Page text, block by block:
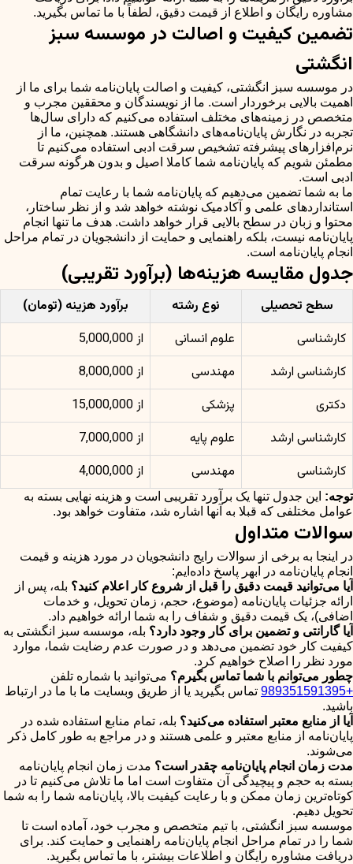
مشاوره رایگان و اطلاع از قیمت دقیق، لطفاً با ما تماس بگیرید.
تضمین کیفیت و اصالت در موسسه سبز
انگشتی
در موسسه سبز انگشتی، کیفیت و اصالت پایان‌نامه شما برای ما از
اهمیت بالایی برخوردار است. ما از نویسندگان و محققین مجرب و
متخصص در زمینه‌های مختلف استفاده می‌کنیم که دارای سال‌ها
تجربه در نگارش پایان‌نامه‌های دانشگاهی هستند. همچنین، ما از
نرم‌افزارهای پیشرفته تشخیص سرقت ادبی استفاده می‌کنیم تا
مطمئن شویم که پایان‌نامه شما کاملا اصیل و بدون هرگونه سرقت
ادبی است.
ما به شما تضمین می‌دهیم که پایان‌نامه شما با رعایت تمام
استانداردهای علمی و آکادمیک نوشته خواهد شد و از نظر ساختار،
محتوا و زبان در سطح بالایی قرار خواهد داشت. هدف ما تنها انجام
پایان‌نامه نیست، بلکه راهنمایی و حمایت از دانشجویان در تمام مراحل
انجام پایان‌نامه است.
جدول مقایسه هزینه‌ها (برآورد تقریبی)
سطح تحصیلی نوع رشته
برآورد هزینه (تومان)
کارشناسی
علوم انسانی
از 5,000,000
کارشناسی ارشد
مهندسی
از 8,000,000
دکتری
پزشکی
از 15,000,000
کارشناسی ارشد
علوم پایه
از 7,000,000
کارشناسی
مهندسی از 4,000,000
توجه: این جدول تنها یک برآورد تقریبی است و هزینه نهایی بسته به
عوامل مختلفی که قبلا به آنها اشاره شد، متفاوت خواهد بود.
سوالات متداول
در اینجا به برخی از سوالات رایج دانشجویان در مورد هزینه و قیمت
انجام پایان‌نامه در ابهر پاسخ داده‌ایم:
آیا می‌توانید قیمت دقیق را قبل از شروع کار اعلام کنید؟ بله، پس از
ارائه جزئیات پایان‌نامه (موضوع، حجم، زمان تحویل، و خدمات
اضافی)، یک قیمت دقیق و شفاف را به شما ارائه خواهیم داد.
آیا گارانتی و تضمین برای کار وجود دارد؟ بله، موسسه سبز انگشتی به
کیفیت کار خود تضمین می‌دهد و در صورت عدم رضایت شما، موارد
مورد نظر را اصلاح خواهیم کرد.
چطور می‌توانم با شما تماس بگیرم؟ می‌توانید با شماره تلفن
+989351591395
تماس بگیرید یا از طریق وبسایت ما با ما در ارتباط
باشید.
آیا از منابع معتبر استفاده می‌کنید؟ بله، تمام منابع استفاده شده در
پایان‌نامه از منابع معتبر و علمی هستند و در مراجع به طور کامل ذکر
می‌شوند.
مدت زمان انجام پایان‌نامه چقدر است؟ مدت زمان انجام پایان‌نامه
بسته به حجم و پیچیدگی آن متفاوت است اما ما تلاش می‌کنیم تا در
کوتاه‌ترین زمان ممکن و با رعایت کیفیت بالا، پایان‌نامه شما را به شما
تحویل دهیم.
موسسه سبز انگشتی، با تیم متخصص و مجرب خود، آماده است تا
شما را در تمام مراحل انجام پایان‌نامه راهنمایی و حمایت کند. برای
دریافت مشاوره رایگان و اطلاعات بیشتر، با ما تماس بگیرید.